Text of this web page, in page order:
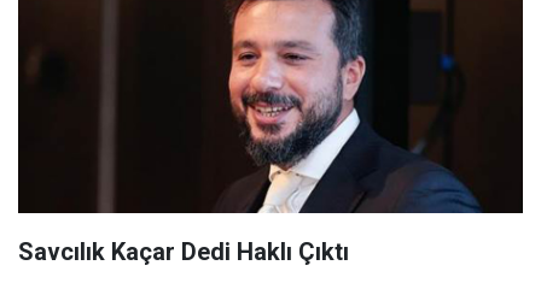
Savcılık Kaçar Dedi Haklı Çıktı